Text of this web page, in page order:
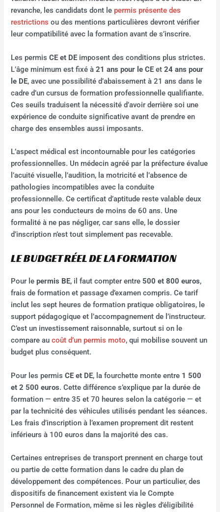
revanche, les candidats dont le permis présente des
restrictions ou des mentions particulières devront vérifier
leur compatibilité avec la formation avant de s’inscrire.
Les permisCE et DE imposent des conditions plus strictes.
L’âge minimum est fixé à21 ans pour le CE et24 ans pour
le DE, avec une possibilité d’abaissement à 21 ans dans le
cadre d’un cursus de formation professionnelle qualifiante.
Ces seuils traduisent la nécessité d’avoir derrière soi une
expérience de conduite significative avant de prendre en
charge des ensembles aussi imposants.
L’aspect médical est incontournable pour les catégories
professionnelles. Un médecin agréé par la préfecture évalue
l’acuité visuelle, l’audition, la motricité et l’absence de
pathologies incompatibles avec la conduite
professionnelle. Ce certificat d’aptitude reste valable deux
ans pour les conducteurs de moins de 60 ans. Une
formalité à ne pas négliger, car sans elle, le dossier
d’inscription n’est tout simplement pas recevable.
LE BUDGET RÉEL DE LA FORMATION
Pour lepermis BE, il faut compter entre500 et 800 euros,
frais de formation et passage d’examen compris. Ce tarif
inclut les sept heures de formation pratique obligatoires, le
support pédagogique et l’accompagnement de l’instructeur.
C’est un investissement raisonnable, surtout si on le
compare aucoût d’un permis moto, qui mobilise souvent un
budget plus conséquent.
Pour les permisCE et DE, la fourchette monte entre 1 500
et 2 500 euros. Cette différence s’explique par la durée de
formation — entre 35 et 70 heures selon la catégorie — et
par la technicité des véhicules utilisés pendant les séances.
Les frais d’inscription à l’examen proprement dit restent
inférieurs à 100 euros dans la majorité des cas.
Certaines entreprises de transport prennent en charge tout
ou partie de cette formation dans le cadre du plan de
développement des compétences. Pour un particulier, des
dispositifs de financement existent via le Compte
Personnel de Formation, même si les règles d’éligibilité